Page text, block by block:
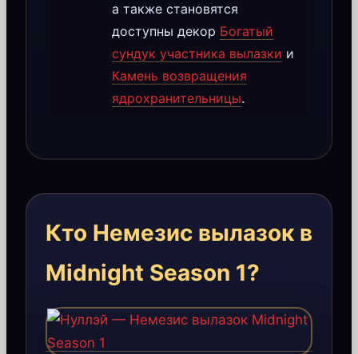
а также становятся
доступны декор Богатый
сундук участника вылазки и
Камень возвращения
ядрохранительницы.
Кто Немезис вылазок в
Midnight Season 1?